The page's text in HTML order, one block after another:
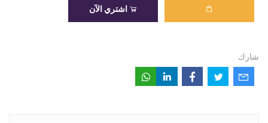
اشتري الآن
شارك